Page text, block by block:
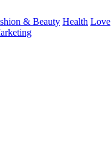
& Beauty Health Love